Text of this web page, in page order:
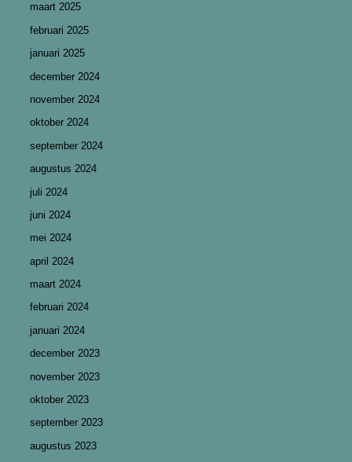
maart 2025
februari 2025
januari 2025
december 2024
november 2024
oktober 2024
september 2024
augustus 2024
juli 2024
juni 2024
mei 2024
april 2024
maart 2024
februari 2024
januari 2024
december 2023
november 2023
oktober 2023
september 2023
augustus 2023